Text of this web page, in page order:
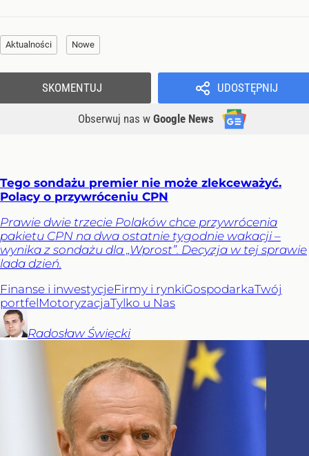
Aktualności Nowe
UDOSTĘPNIJ
Obserwuj nas w Google News
SKOMENTUJ
Tego sondażu premier nie może zlekceważyć.
Polacy o przywróceniu CPN
Prawie dwie trzecie Polaków chce przywrócenia
pakietu CPN na dwa ostatnie tygodnie wakacji –
wynika z sondażu dla „Wprost”. Decyzja w tej sprawie
lada dzień.
Finanse i inwestycjeFirmy i rynkiGospodarkaTwój
portfelMotoryzacjaTylko u Nas
Radosław Święcki